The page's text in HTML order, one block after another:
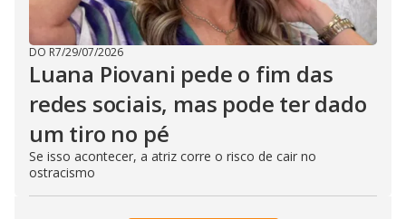
DO R7/29/07/2026
Luana Piovani pede o fim das
redes sociais, mas pode ter dado
um tiro no pé
Se isso acontecer, a atriz corre o risco de cair no
ostracismo